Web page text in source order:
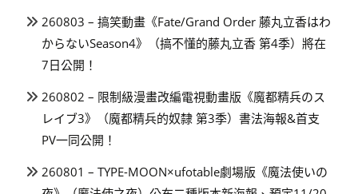
260803 – 搞笑動畫《Fate/Grand Order 藤丸立香はわ
からないSeason4》（搞不懂的藤丸立香 第4季）將在
7日公開！
260802 – 限制級漫畫改編電視動畫版《魔都精兵のス
レイブ3》（魔都精兵的奴隸 第3季）書法海報&首支
PV一同公開！
260801 – TYPE-MOON×ufotable劇場版《魔法使いの